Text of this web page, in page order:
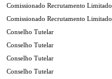
Comissionado Recrutamento Limitado
Comissionado Recrutamento Limitado
Conselho Tutelar
Conselho Tutelar
Conselho Tutelar
Conselho Tutelar